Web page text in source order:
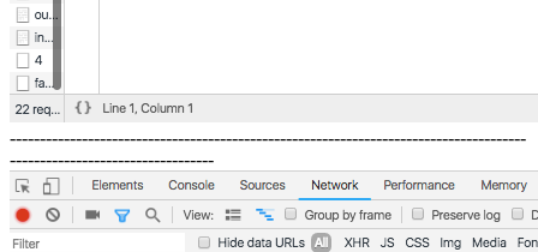
--------------------------------------------------------------------------------------
----------------------------------